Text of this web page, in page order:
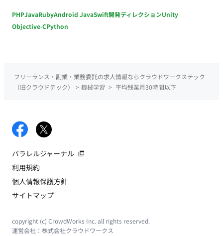
PHPJavaRubyAndroid JavaSwift開発ディレクションUnity
Objective-CPython
フリーランス・副業・業務委託の求人情報ならクラウドワークステック
（旧クラウドテック）
> 機械学習 > 平均残業月30時間以下
パラレルジャーナル
利用規約
個人情報保護方針
サイトマップ
copyright (c) CrowdWorks Inc. all rights reserved.
運営会社： 株式会社クラウドワークス